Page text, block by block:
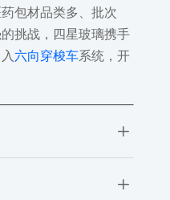
包材品类多、批次
挑战，四星玻璃携手
六向穿梭车系统，开
L
L